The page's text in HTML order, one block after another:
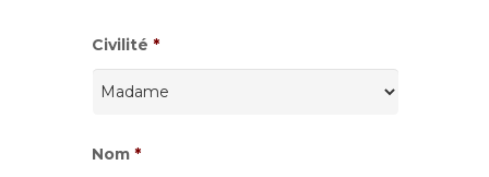
Civilité *
Nom *